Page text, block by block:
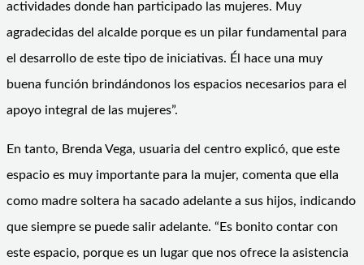
actividades donde han participado las mujeres. Muy
agradecidas del alcalde porque es un pilar fundamental para
el desarrollo de este tipo de iniciativas. Él hace una muy
buena función brindándonos los espacios necesarios para el
apoyo integral de las mujeres”.
En tanto, Brenda Vega, usuaria del centro explicó, que este
espacio es muy importante para la mujer, comenta que ella
como madre soltera ha sacado adelante a sus hijos, indicando
que siempre se puede salir adelante. “Es bonito contar con
este espacio, porque es un lugar que nos ofrece la asistencia